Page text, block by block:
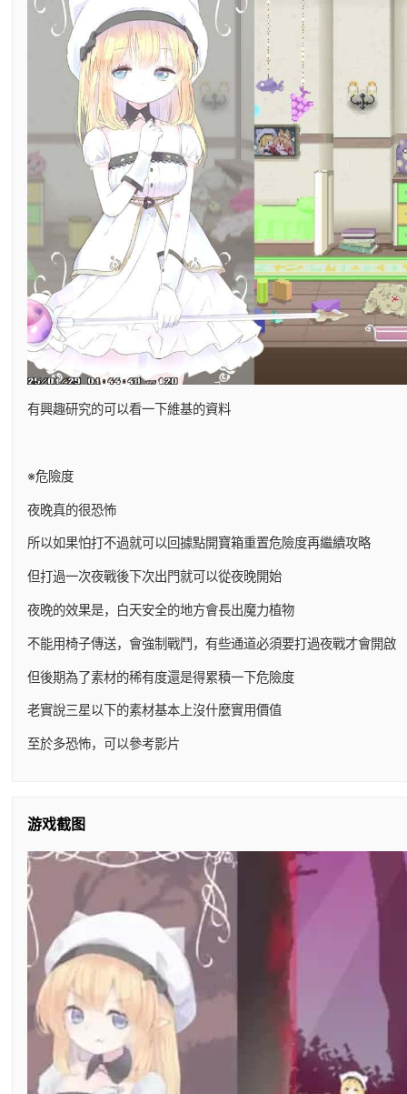
有興趣研究的可以看一下維基的資料
※危險度
夜晚真的很恐怖
所以如果怕打不過就可以回據點開寶箱重置危險度再繼續攻略
但打過一次夜戰後下次出門就可以從夜晚開始
夜晚的效果是，白天安全的地方會長出魔力植物
不能用椅子傳送，會強制戰鬥，有些通道必須要打過夜戰才會開啟
但後期為了素材的稀有度還是得累積一下危險度
老實說三星以下的素材基本上沒什麼實用價值
至於多恐怖，可以參考影片
游戏截图